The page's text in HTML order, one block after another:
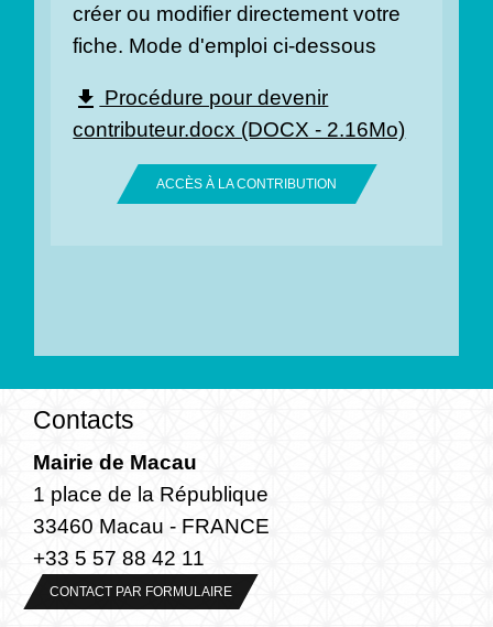
créer ou modifier directement votre
fiche. Mode d'emploi ci-dessous
file_download Procédure pour devenir
contributeur.docx (DOCX - 2.16Mo)
ACCÈS À LA CONTRIBUTION
Contacts
Mairie de Macau
1 place de la République
33460 Macau - FRANCE
+33 5 57 88 42 11
CONTACT PAR FORMULAIRE